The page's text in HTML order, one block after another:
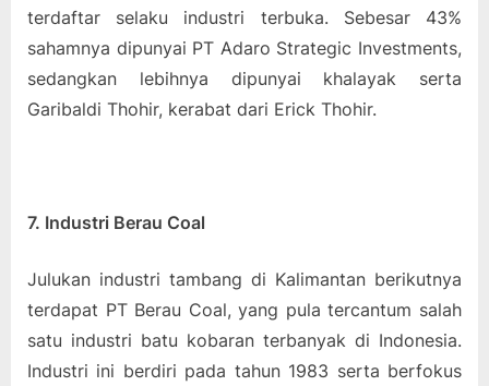
terdaftar selaku industri terbuka. Sebesar 43%
sahamnya dipunyai PT Adaro Strategic Investments,
sedangkan lebihnya dipunyai khalayak serta
Garibaldi Thohir, kerabat dari Erick Thohir.
7. Industri Berau Coal
Julukan industri tambang di Kalimantan berikutnya
terdapat PT Berau Coal, yang pula tercantum salah
satu industri batu kobaran terbanyak di Indonesia.
Industri ini berdiri pada tahun 1983 serta berfokus